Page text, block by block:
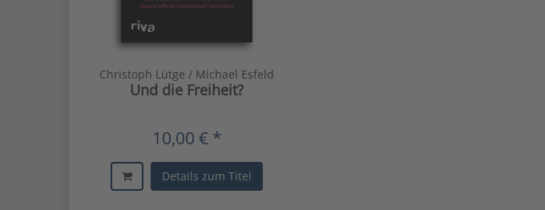
Christoph Lütge / Michael Esfeld
Und die Freiheit?
10,00 € *
Details zum Titel